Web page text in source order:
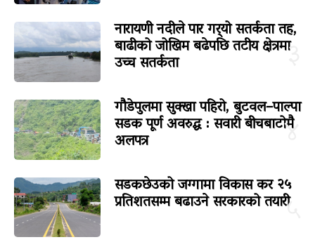
३
नारायणी नदीले पार गर्‍यो सतर्कता तह,
बाढीको जोखिम बढेपछि तटीय क्षेत्रमा
उच्च सतर्कता
४
गौडेपुलमा सुक्खा पहिरो, बुटवल–पाल्पा
सडक पूर्ण अवरुद्ध : सवारी बीचबाटोमै
अलपत्र
५
सडकछेउको जग्गामा विकास कर २५
प्रतिशतसम्म बढाउने सरकारको तयारी